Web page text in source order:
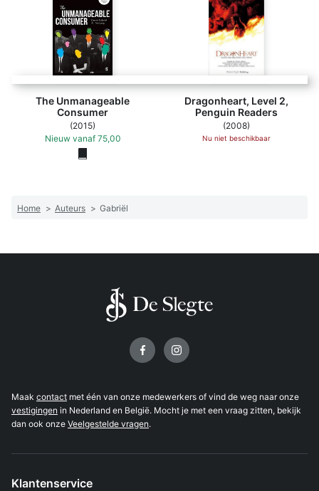
The Unmanageable
Consumer
(2015)
Nieuw vanaf 75,00
Dragonheart, Level 2,
Penguin Readers
(2008)
Nu niet beschikbaar
Home > Auteurs > Gabriël
Maak contact met één van onze medewerkers of vind de weg naar onze
vestigingen in Nederland en België. Mocht je met een vraag zitten, bekijk
dan ook onze Veelgestelde vragen.
Klantenservice